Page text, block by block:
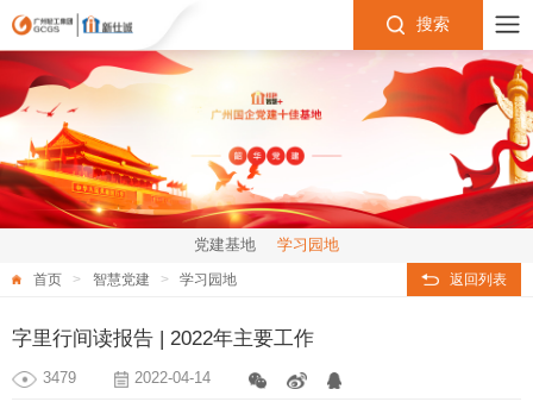
搜索
党建基地 学习园地
首页 智慧党建 学习园地 返回列表
字里行间读报告 | 2022年主要工作
3479 2022-04-14